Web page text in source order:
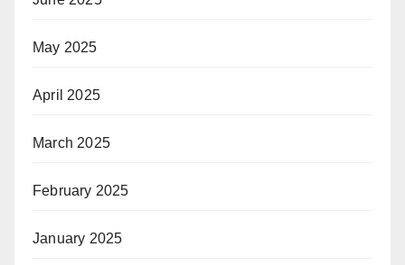
May 2025
April 2025
March 2025
February 2025
January 2025